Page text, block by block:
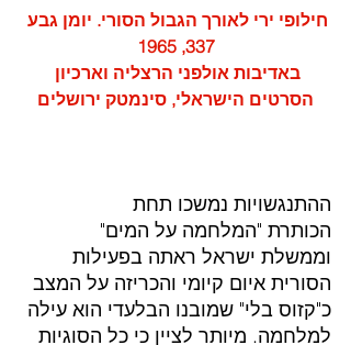
חילופי ירי לאורך הגבול הסורי. יומן גבע
337, 1965
באדיבות אולפני הרצליה וארכיון
הסרטים הישראלי, סינמטק ירושלים
ההתנגשויות נמשכו תחת
הכותרת "המלחמה על המים"
וממשלת ישראל ראתה בפעילות
הסורית איום קיומי והכריזה על המצב
כ"קזוס בלי" שמובנו הבלעדי הוא עילה
למלחמה. מיותר לציין כי כל הסוגיות